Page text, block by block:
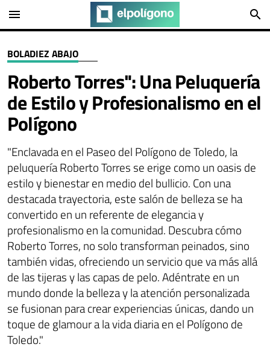
menu search
BOLADIEZ ABAJO
Roberto Torres": Una Peluquería
de Estilo y Profesionalismo en el
Polígono
"Enclavada en el Paseo del Polígono de Toledo, la
peluquería Roberto Torres se erige como un oasis de
estilo y bienestar en medio del bullicio. Con una
destacada trayectoria, este salón de belleza se ha
convertido en un referente de elegancia y
profesionalismo en la comunidad. Descubra cómo
Roberto Torres, no solo transforman peinados, sino
también vidas, ofreciendo un servicio que va más allá
de las tijeras y las capas de pelo. Adéntrate en un
mundo donde la belleza y la atención personalizada
se fusionan para crear experiencias únicas, dando un
toque de glamour a la vida diaria en el Polígono de
Toledo."